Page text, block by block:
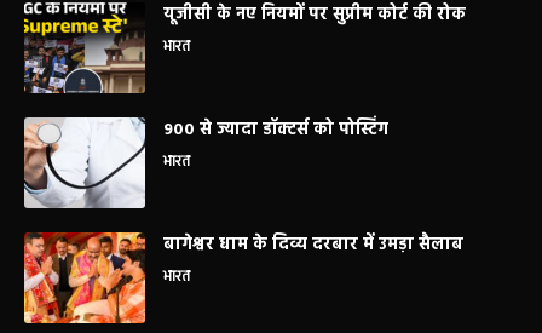
यूजीसी के नए नियमों पर सुप्रीम कोर्ट की रोक
भारत
900 से ज्यादा डॉक्टर्स को पोस्टिंग
भारत
बागेश्वर धाम के दिव्य दरबार में उमड़ा सैलाब
भारत